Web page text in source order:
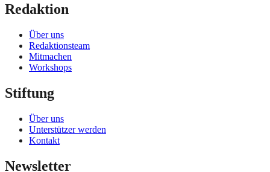
Redaktion
Über uns
Redaktionsteam
Mitmachen
Workshops
Stiftung
Über uns
Unterstützer werden
Kontakt
Newsletter